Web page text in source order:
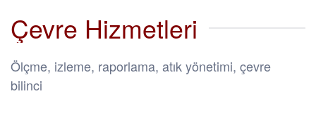
Çevre Hizmetleri
Ölçme, izleme, raporlama, atık yönetimi, çevre
bilinci